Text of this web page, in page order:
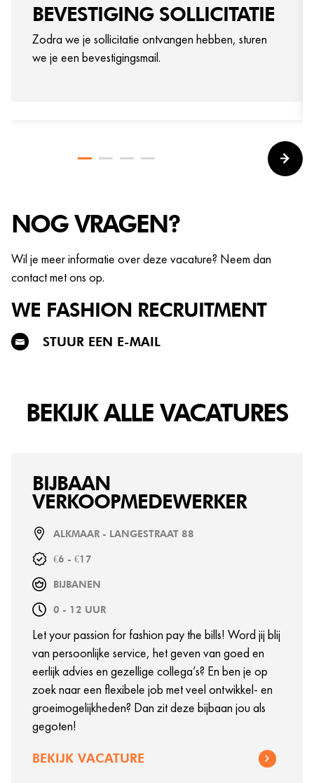
BEVESTIGING SOLLICITATIE
Zodra we je sollicitatie ontvangen hebben, sturen
we je een bevestigingsmail.
NOG VRAGEN?
Wil je meer informatie over deze vacature? Neem dan
contact met ons op.
WE FASHION RECRUITMENT
STUUR EEN E-MAIL
BEKIJK ALLE VACATURES
BIJBAAN
VERKOOPMEDEWERKER
ALKMAAR - LANGESTRAAT 88
€6 - €17
BIJBANEN
0 - 12 UUR
Let your passion for fashion pay the bills! Word jij blij
van persoonlijke service, het geven van goed en
eerlijk advies en gezellige collega’s? En ben je op
zoek naar een flexibele job met veel ontwikkel- en
groeimogelijkheden? Dan zit deze bijbaan jou als
gegoten!
BEKIJK VACATURE